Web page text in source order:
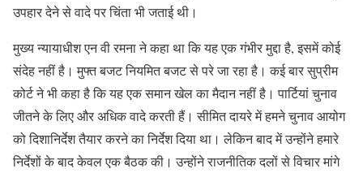
उपहार देने से वादे पर चिंता भी जताई थी।
मुख्य न्यायाधीश एन वी रमना ने कहा था कि यह एक गंभीर मुद्दा है, इसमें कोई
संदेह नहीं है। मुफ्त बजट नियमित बजट से परे जा रहा है। कई बार सुप्रीम
कोर्ट ने भी कहा है कि यह एक समान खेल का मैदान नहीं है। पार्टियां चुनाव
जीतने के लिए और अधिक वादे करती हैं। सीमित दायरे में हमने चुनाव आयोग
को दिशानिर्देश तैयार करने का निर्देश दिया था। लेकिन बाद में उन्होंने हमारे
निर्देशों के बाद केवल एक बैठक की। उन्होंने राजनीतिक दलों से विचार मांगे